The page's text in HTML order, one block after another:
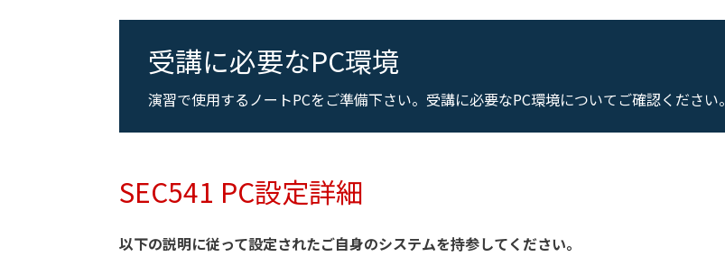
受講に必要なPC環境
演習で使用するノートPCをご準備下さい。受講に必要なPC環境についてご確認ください。
SEC541 PC設定詳細
以下の説明に従って設定されたご自身のシステムを持参してください。